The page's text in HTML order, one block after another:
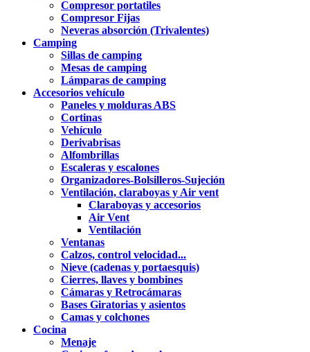
Compresor portatiles
Compresor Fijas
Neveras absorción (Trivalentes)
Camping
Sillas de camping
Mesas de camping
Lámparas de camping
Accesorios vehículo
Paneles y molduras ABS
Cortinas
Vehículo
Derivabrisas
Alfombrillas
Escaleras y escalones
Organizadores-Bolsilleros-Sujeción
Ventilación, claraboyas y Air vent
Claraboyas y accesorios
Air Vent
Ventilación
Ventanas
Calzos, control velocidad...
Nieve (cadenas y portaesquis)
Cierres, llaves y bombines
Cámaras y Retrocámaras
Bases Giratorias y asientos
Camas y colchones
Cocina
Menaje